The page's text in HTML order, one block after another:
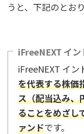
うと、下記のとおり
iFreeNEXT イ
iFreeNEXT イン
を代表する株
ス（配当込み、
ることをめざし
ァンドです。